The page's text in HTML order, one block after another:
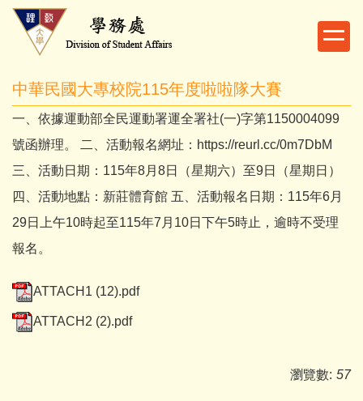
跳
內
容
中華民國大專校院115年度啦啦隊大賽
一、依據運動部全民運動署運全署社(一)字第1150004099
號函辦理。 二、活動報名網址：https://reurl.cc/0m7DbM
三、活動日期：115年8月8日（星期六）至9日（星期日）
四、活動地點：新莊體育館 五、活動報名日期：115年6月
29日上午10時起至115年7月10日下午5時止，逾時不受理
報名。
ATTACH1 (12).pdf
ATTACH2 (2).pdf
瀏覽數: 57